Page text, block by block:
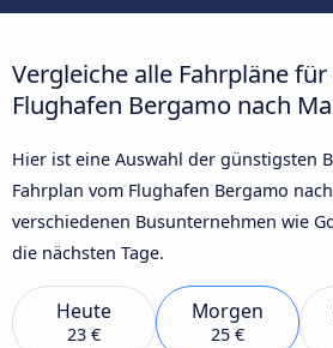
Vergleiche alle Fahrpläne
Flughafen Bergamo nach
Hier ist eine Auswahl der günstigsten
Fahrplan vom Flughafen Bergamo
verschiedenen Busunternehmen wie
die nächsten Tage.
Heute
23 €
Morgen
25 €